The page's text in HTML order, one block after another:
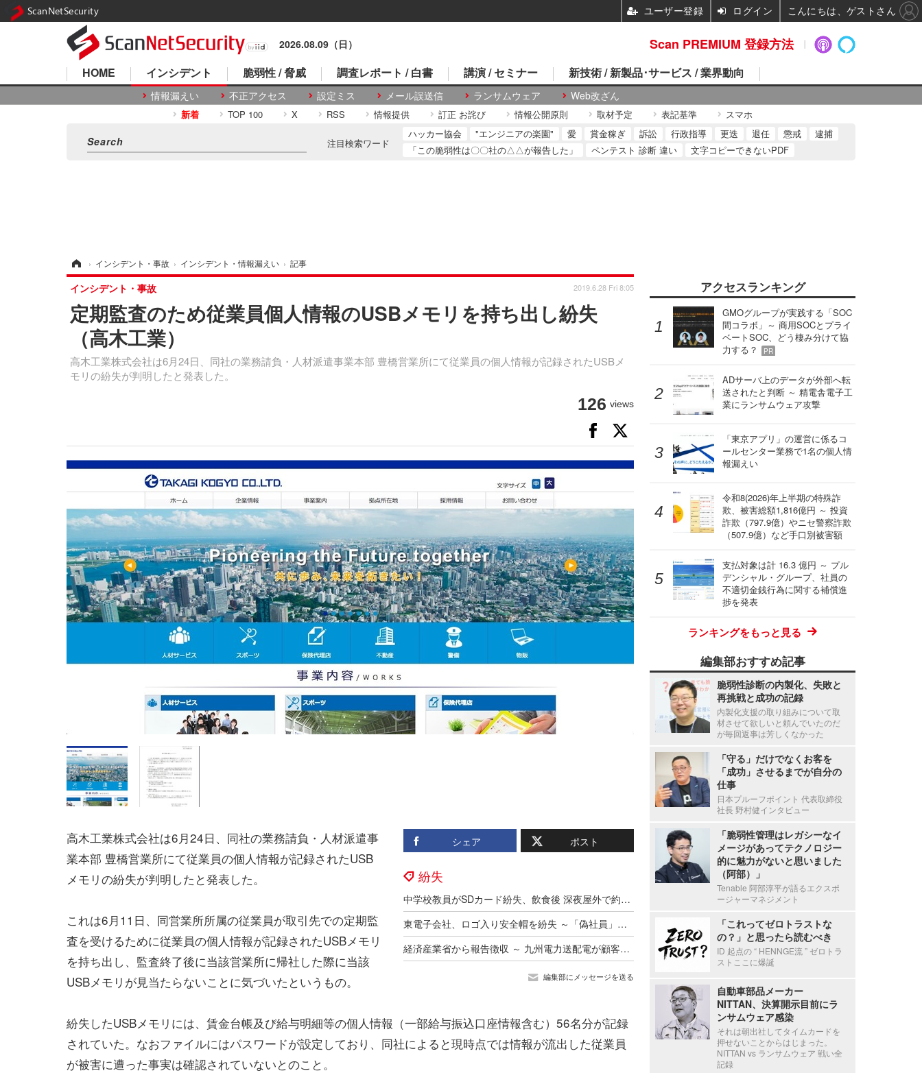
2026.08.09（日）
HOME インシデント
情報漏えい 不正アクセス 設定ミス メール誤送信 ランサムウェア Web改ざん
脆弱性 / 脅威 調査レポート / 白書 講演 / セミナー 新技術 / 新製品･サービス / 業界動向
新着 TOP 100 X RSS 情報提供 訂正 お詫び 情報公開原則 取材予定 表記基準 スマホ
注目検索ワード
ハッカー協会 "エンジニアの楽園" 愛 賞金稼ぎ 訴訟 行政指導 更迭 退任 懲戒
逮捕
「この脆弱性は〇〇社の△△が報告した」
ペンテスト 診断 違い 文字コピーできないPDF
› インシデント・事故 › インシデント・情報漏えい › 記事
定期監査のため従業員個人情報のUSBメモリを持ち出し紛失
（高木工業）
高木工業株式会社は6月24日、同社の業務請負・人材派遣事業本部 豊橋営業所にて従業員の個人情報が記録されたUSBメ
モリの紛失が判明したと発表した。
インシデント・事故 2019.6.28 Fri 8:05
126 views
シェア ポスト
紛失
中学校教員がSDカード紛失、飲食後 深夜屋外で約50分間眠り込む
東電子会社、ロゴ入り安全帽を紛失 ～「偽社員」による不審な訪問や詐欺に注意呼びかけ
経済産業省から報告徴収 ～ 九州電力送配電が顧客情報を保存した外部記憶媒体が所在不明に
編集部にメッセージを送る
高木工業株式会社は6月24日、同社の業務請負・人材派遣事
業本部 豊橋営業所にて従業員の個人情報が記録されたUSB
メモリの紛失が判明したと発表した。
これは6月11日、同営業所所属の従業員が取引先での定期監
査を受けるために従業員の個人情報が記録されたUSBメモリ
を持ち出し、監査終了後に当該営業所に帰社した際に当該
USBメモリが見当たらないことに気づいたというもの。
紛失したUSBメモリには、賃金台帳及び給与明細等の個人情報（一部給与振込口座情報含む）56名分が記録
されていた。なおファイルにはパスワードが設定しており、同社によると現時点では情報が流出した従業員
が被害に遭った事実は確認されていないとのこと。
アクセスランキング
GMOグループが実践する「SOC
間コラボ」～ 商用SOCとプライ
ベートSOC、どう棲み分けて協
力する？
PR
ADサーバ上のデータが外部へ転
送されたと判断 ～ 精電舎電子工
業にランサムウェア攻撃
「東京アプリ」の運営に係るコ
ールセンター業務で1名の個人情
報漏えい
令和8(2026)年上半期の特殊詐
欺、被害総額1,816億円 ～ 投資
詐欺（797.9億）やニセ警察詐欺
（507.9億）など手口別被害額
支払対象は計 16.3 億円 ～ プル
デンシャル・グループ、社員の
不適切金銭行為に関する補償進
捗を発表
ランキングをもっと見る
編集部おすすめ記事
脆弱性診断の内製化、失敗と
再挑戦と成功の記録
内製化支援の取り組みについて取
材させて欲しいと頼んでいたのだ
が毎回返事は芳しくなかった
「守る」だけでなくお客を
「成功」させるまでが自分の
仕事
日本プルーフポイント 代表取締役
社長 野村健インタビュー
「脆弱性管理はレガシーなイ
メージがあってテクノロジー
的に魅力がないと思いました
（阿部）」
Tenable 阿部淳平が語るエクスポ
ージャーマネジメント
「これってゼロトラストな
の？」と思ったら読むべき
ID 起点の “ HENNGE流 ” ゼロトラ
ストここに爆誕
自動車部品メーカー
NITTAN、決算開示目前にラ
ンサムウェア感染
それは朝出社してタイムカードを
押せないことからはじまった。
NITTAN vs ランサムウェア 戦い全
記録
Scan PREMIUM 登録方法
ScanNetSecurity ユーザー登録 ログイン こんにちは、ゲストさん